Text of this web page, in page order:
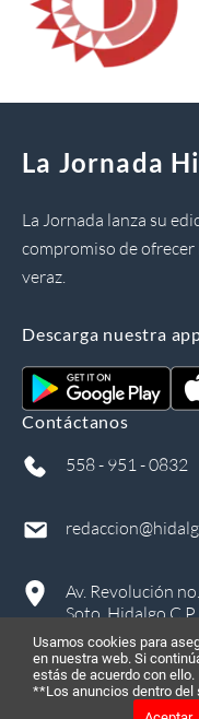
La Jornada
La Jornada lanza su
compromiso de
veraz.
Descarga nuestra
Contáctanos
558 - 951 - 0832
Av. Revolución
Soto, Hidalgo
Usamos cookies para
en nuestra web. Si
estás de acuerdo con ello.
**Los anuncios dentro del